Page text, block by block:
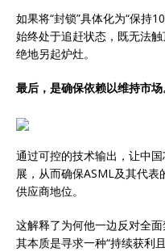
如果将“封锁”具体化为“保持
始终处于追赶状态，既无法
绝地另起炉灶。
最后，是确保依赖以维持市场
通过可控的技术输出，让中
展，从而确保ASML及其代表
供应商地位。
这解释了为何他一边反对全
其本质是寻求一种“持续获利